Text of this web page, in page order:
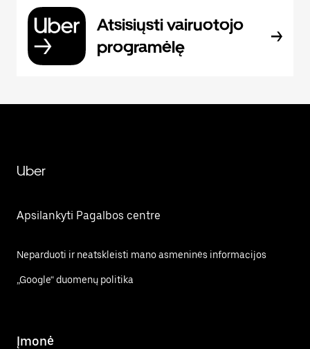
Atsisiųsti vairuotojo
programėlę
Uber
Apsilankyti Pagalbos centre
Neparduoti ir neatskleisti mano asmeninės informacijos
„Google“ duomenų politika
Įmonė